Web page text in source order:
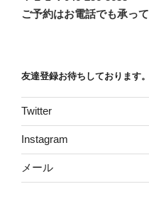
ご予約はお電話でも承って
友達登録お待ちしております。
Twitter
Instagram
メール